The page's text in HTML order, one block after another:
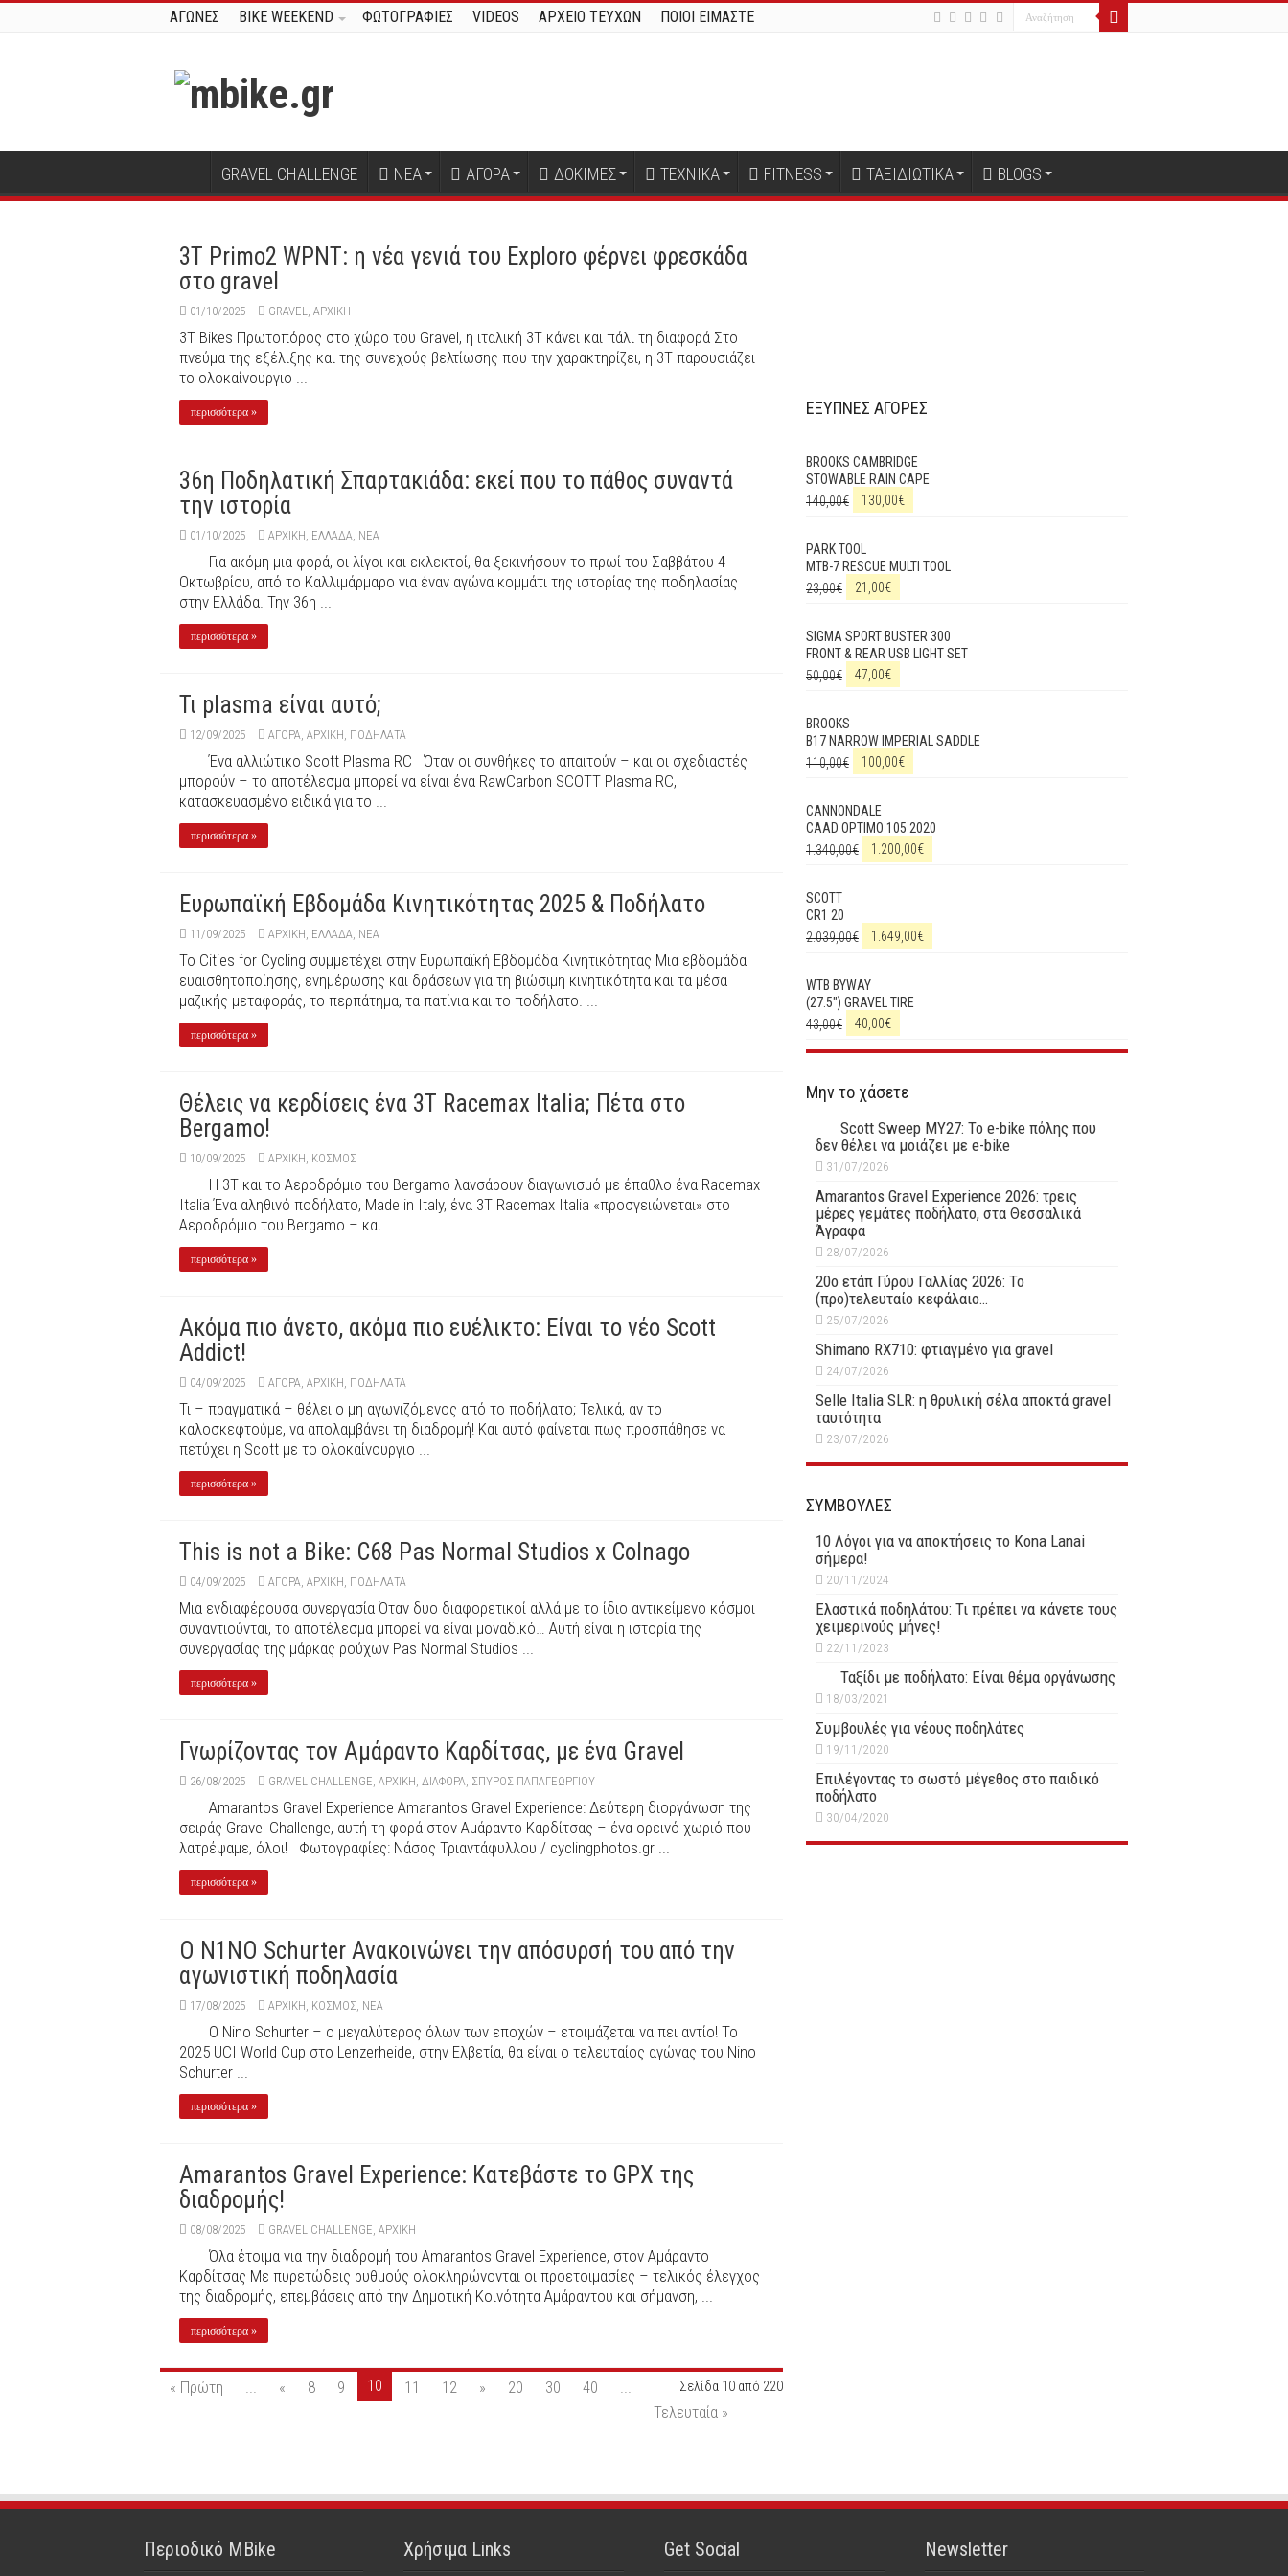
ΑΓΩΝΕΣ BIKE WEEKEND ΦΩΤΟΓΡΑΦΙΕΣ VIDEOS ΑΡΧΕΙΟ ΤΕΥΧΩΝ ΠΟΙΟΙ ΕΙΜΑΣΤΕ
GRAVEL CHALLENGE ΝΕΑ ΑΓΟΡΑ ΔΟΚΙΜΕΣ ΤΕΧΝΙΚΑ FITNESS ΤΑΞΙΔΙΩΤΙΚΑ BLOGS
3T Primo2 WPNT: η νέα γενιά του Exploro φέρνει φρεσκάδα
στο gravel
01/10/2025 GRAVEL ΑΡΧΙΚΉ
3T Bikes Πρωτοπόρος στο χώρο του Gravel, η ιταλική 3T κάνει και πάλι τη διαφορά Στο
πνεύμα της εξέλιξης και της συνεχούς βελτίωσης που την χαρακτηρίζει, η 3Τ παρουσιάζει
το ολοκαίνουργιο ...
περισσότερα »
36η Ποδηλατική Σπαρτακιάδα: εκεί που το πάθος συναντά
την ιστορία
01/10/2025 ΑΡΧΙΚΉ ΕΛΛΑΔΑ ΝΕΑ
Για ακόμη μια φορά, οι λίγοι και εκλεκτοί, θα ξεκινήσουν το πρωί του Σαββάτου 4
Οκτωβρίου, από το Καλλιμάρμαρο για έναν αγώνα κομμάτι της ιστορίας της ποδηλασίας
στην Ελλάδα. Την 36η ...
περισσότερα »
Τι plasma είναι αυτό;
12/09/2025 ΑΓΟΡΑ ΑΡΧΙΚΉ ΠΟΔΉΛΑΤΑ
Ένα αλλιώτικο Scott Plasma RC Όταν οι συνθήκες το απαιτούν – και οι σχεδιαστές
μπορούν – το αποτέλεσμα μπορεί να είναι ένα RawCarbon SCOTT Plasma RC,
κατασκευασμένο ειδικά για το ...
περισσότερα »
Ευρωπαϊκή Εβδομάδα Κινητικότητας 2025 & Ποδήλατο
11/09/2025 ΑΡΧΙΚΉ ΕΛΛΑΔΑ ΝΕΑ
Το Cities for Cycling συμμετέχει στην Ευρωπαϊκή Εβδομάδα Κινητικότητας Μια εβδομάδα
ευαισθητοποίησης, ενημέρωσης και δράσεων για τη βιώσιμη κινητικότητα και τα μέσα
μαζικής μεταφοράς, το περπάτημα, τα πατίνια και το ποδήλατο. ...
περισσότερα »
Θέλεις να κερδίσεις ένα 3T Racemax Italia; Πέτα στο
Bergamo!
10/09/2025 ΑΡΧΙΚΉ ΚΟΣΜΟΣ
Η 3T και το Αεροδρόμιο του Bergamo λανσάρουν διαγωνισμό με έπαθλο ένα Racemax
Italia Ένα αληθινό ποδήλατο, Made in Italy, ένα 3Τ Racemax Italia «προσγειώνεται» στο
Αεροδρόμιο του Bergamo – και ...
περισσότερα »
Ακόμα πιο άνετο, ακόμα πιο ευέλικτο: Είναι το νέο Scott
Addict!
04/09/2025 ΑΓΟΡΑ ΑΡΧΙΚΉ ΠΟΔΉΛΑΤΑ
Τι – πραγματικά – θέλει ο μη αγωνιζόμενος από το ποδήλατο; Τελικά, αν το
καλοσκεφτούμε, να απολαμβάνει τη διαδρομή! Και αυτό φαίνεται πως προσπάθησε να
πετύχει η Scott με το ολοκαίνουργιο ...
περισσότερα »
This is not a Bike: C68 Pas Normal Studios x Colnago
04/09/2025 ΑΓΟΡΑ ΑΡΧΙΚΉ ΠΟΔΉΛΑΤΑ
Μια ενδιαφέρουσα συνεργασία Όταν δυο διαφορετικοί αλλά με το ίδιο αντικείμενο κόσμοι
συναντιούνται, το αποτέλεσμα μπορεί να είναι μοναδικό… Αυτή είναι η ιστορία της
συνεργασίας της μάρκας ρούχων Pas Normal Studios ...
περισσότερα »
Γνωρίζοντας τον Αμάραντο Καρδίτσας, με ένα Gravel
26/08/2025 GRAVEL CHALLENGE ΑΡΧΙΚΉ ΔΙΆΦΟΡΑ ΣΠΎΡΟΣ ΠΑΠΑΓΕΩΡΓΊΟΥ
Amarantos Gravel Experience Amarantos Gravel Experience: Δεύτερη διοργάνωση της
σειράς Gravel Challenge, αυτή τη φορά στον Αμάραντο Καρδίτσας – ένα ορεινό χωριό που
λατρέψαμε, όλοι! Φωτογραφίες: Nάσος Τριαντάφυλλου / cyclingphotos.gr ...
περισσότερα »
Ο N1NO Schurter Ανακοινώνει την απόσυρσή του από την
αγωνιστική ποδηλασία
17/08/2025 ΑΡΧΙΚΉ ΚΟΣΜΟΣ ΝΕΑ
Ο Nino Schurter – ο μεγαλύτερος όλων των εποχών – ετοιμάζεται να πει αντίο! Το
2025 UCI World Cup στο Lenzerheide, στην Ελβετία, θα είναι ο τελευταίος αγώνας του Nino
Schurter ...
περισσότερα »
Amarantos Gravel Experience: Kατεβάστε το GPX της
διαδρομής!
08/08/2025 GRAVEL CHALLENGE ΑΡΧΙΚΉ
Όλα έτοιμα για την διαδρομή του Amarantos Gravel Experience, στον Αμάραντο
Καρδίτσας Με πυρετώδεις ρυθμούς ολοκληρώνονται οι προετοιμασίες – τελικός έλεγχος
της διαδρομής, επεμβάσεις από την Δημοτική Κοινότητα Αμάραντου και σήμανση, ...
περισσότερα »
Σελίδα 10 από 220
« Πρώτη « 8 9 10 11 12 » 20 30 40
Τελευταία »
ΕΞΥΠΝΕΣ ΑΓΟΡΕΣ
BROOKS CAMBRIDGE
STOWABLE RAIN CAPE
140,00€ 130,00€
PARK TOOL
MTB-7 RESCUE MULTI TOOL
23,00€ 21,00€
SIGMA SPORT BUSTER 300
FRONT & REAR USB LIGHT SET
50,00€ 47,00€
BROOKS
B17 NARROW IMPERIAL SADDLE
110,00€ 100,00€
CANNONDALE
CAAD OPTIMO 105 2020
1.340,00€ 1.200,00€
SCOTT
CR1 20
2.039,00€ 1.649,00€
WTB BYWAY
(27.5") GRAVEL TIRE
43,00€ 40,00€
Μην το χάσετε
Scott Sweep MY27: Το e-bike πόλης που
δεν θέλει να μοιάζει με e-bike
31/07/2026
Amarantos Gravel Experience 2026: τρεις
μέρες γεμάτες ποδήλατο, στα Θεσσαλικά
Άγραφα
28/07/2026
20ο ετάπ Γύρου Γαλλίας 2026: Το
(προ)τελευταίο κεφάλαιο…
25/07/2026
Shimano RX710: φτιαγμένο για gravel
24/07/2026
Selle Italia SLR: η θρυλική σέλα αποκτά gravel
ταυτότητα
23/07/2026
ΣΥΜΒΟΥΛΕΣ
10 Λόγοι για να αποκτήσεις το Kona Lanai
σήμερα!
20/11/2024
Ελαστικά ποδηλάτου: Τι πρέπει να κάνετε τους
χειμερινούς μήνες!
22/11/2023
Ταξίδι με ποδήλατο: Είναι θέμα οργάνωσης
18/03/2021
Συμβουλές για νέους ποδηλάτες
19/11/2020
Επιλέγοντας το σωστό μέγεθος στο παιδικό
ποδήλατο
30/04/2020
Περιοδικό MBike Χρήσιμα Links Get Social Newsletter